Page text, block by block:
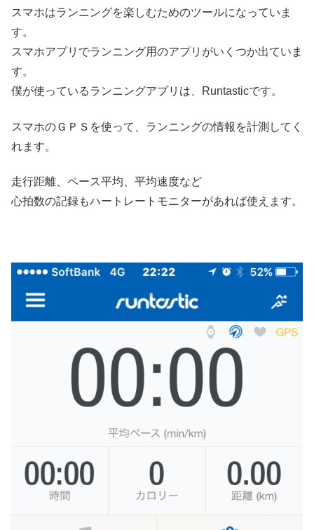
スマホはランニングを楽しむためのツールになっていま
す。
スマホアプリでランニング用のアプリがいくつか出ていま
す。
僕が使っているランニングアプリは、Runtasticです。
スマホのＧＰＳを使って、ランニングの情報を計測してく
れます。
走行距離、ペース平均、平均速度など
心拍数の記録もハートレートモニターがあれば使えます。